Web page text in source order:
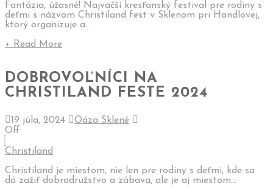
Fantázia, úžasné! Najväčší kresťanský festival pre rodiny s
deťmi s názvom Christiland fest v Sklenom pri Handlovej,
ktorý organizuje a...
+ Read More
DOBROVOĽNÍCI NA
CHRISTILAND FESTE 2024
19 júla, 2024
Oáza Sklené
Off
Christiland
Christiland je miestom, nie len pre rodiny s deťmi, kde sa
dá zažiť dobrodružstvo a zábava, ale je aj miestom...